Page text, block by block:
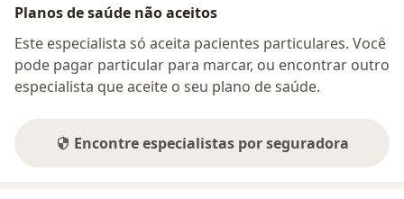
Planos de saúde não aceitos
Este especialista só aceita pacientes particulares. Você
pode pagar particular para marcar, ou encontrar outro
especialista que aceite o seu plano de saúde.
Encontre especialistas por seguradora